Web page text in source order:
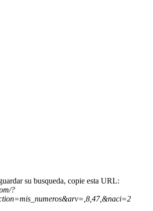
su busqueda, copie esta URL:
?